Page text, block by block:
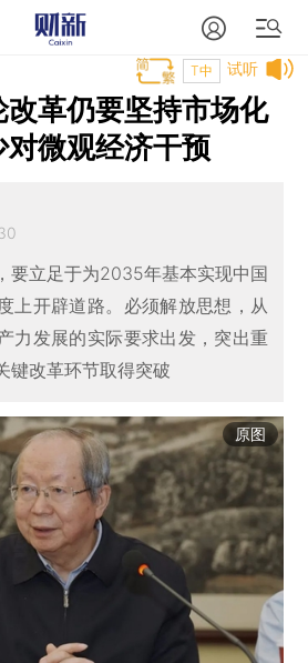
试听
T中
革仍要坚持市场化
微观经济干预
要立足于为2035年基本实现中国
上开辟道路。必须解放思想，从
力发展的实际要求出发，突出重
键改革环节取得突破
原图